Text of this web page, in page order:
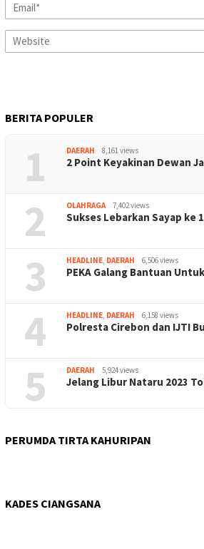
BERITA POPULER
1 DAERAH 8,161 views
2 Point Keyakinan Dewan
2 OLAHRAGA 7,402 views
Sukses Lebarkan Sayap ke
3 HEADLINE, DAERAH 6,506 views
PEKA Galang Bantuan
4 HEADLINE, DAERAH 6,158 views
Polresta Cirebon dan IJTI
5 DAERAH 5,924 views
Jelang Libur Nataru 2023
PERUMDA TIRTA KAHURIPAN
KADES CIANGSANA